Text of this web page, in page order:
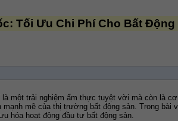
Tối Ưu Chi Phí Cho Bất Động
là một trải nghiệm ẩm thực tuyệt vời mà còn
mẽ của thị trường bất động sản. Trong
hóa hoạt động đầu tư bất động sản.